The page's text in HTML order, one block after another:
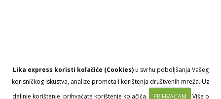
Lika express koristi kolačiće (Cookies)u svrhu poboljšanja Vašeg
korisničkog iskustva, analize prometa i korištenja društvenih mreža. Uz
daljnje korištenje, prihvaćate korištenje kolačića.
PRIHVAĆAM Više o